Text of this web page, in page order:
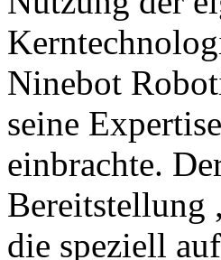
Ninebot
seine
einbrachte.
Bereitstellung
die speziell